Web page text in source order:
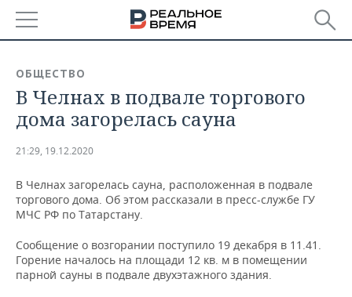
БАШКОРТОСТАН
ТАТАРСТАН
НОВОСТИ
АНАЛИТИКА
ДЕКЛАРАЦИИ О ДОХОДАХ
ВУЗЫ ТАТАРСТАНА
НОВОСТИ ЭКОНОМИКИ
БАНКИ
ПРОМЫШЛЕННОСТЬ
ПРОМЫШЛЕННОСТИ
АГРОПРОМ
НЕДВИЖИМОСТЬ
НОВОСТИ НЕДВИЖИМОСТИ
АВТО
ОБЩЕСТВО
В Челнах в подвале торгового
дома загорелась сауна
21:29, 19.12.2020
В Челнах загорелась сауна, расположенная в подвале
торгового дома. Об этом рассказали в пресс-службе ГУ
МЧС РФ по Татарстану.
Сообщение о возгорании поступило 19 декабря в 11.41.
Горение началось на площади 12 кв. м в помещении
парной сауны в подвале двухэтажного здания.